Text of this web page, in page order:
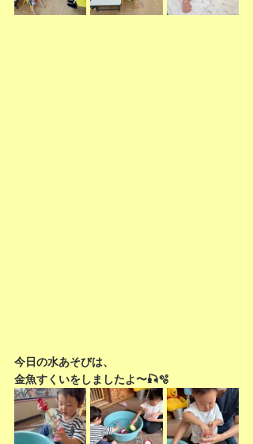
今日の水あそびは、
金魚すくいをしましたよ〜🎣🫧